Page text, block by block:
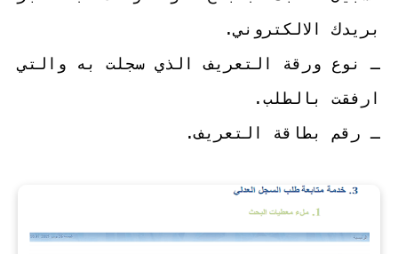
بريدك الالكتروني.
ـ نوع ورقة التعريف الذي سجلت به والتي
ارفقت بالطلب.
ـ رقم بطاقة التعريف.